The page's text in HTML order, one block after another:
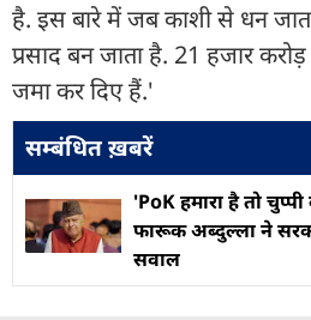
है. इस बारे में जब काशी से धन
प्रसाद बन जाता है. 21 हजार
जमा कर दिए हैं.'
सम्बंधित ख़बरें
'PoK हमारा है तो
फारूक अब्दुल्ला ने
सवाल